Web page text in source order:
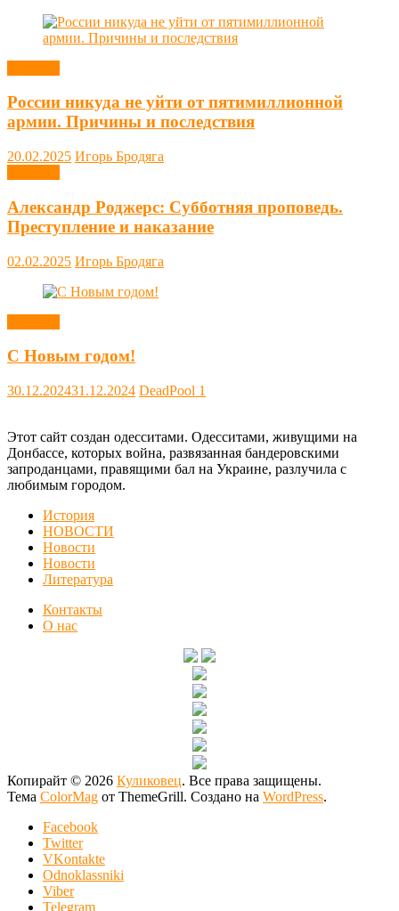
России никуда не уйти от пятимиллионной
армии. Причины и последствия
20.02.2025 Игорь Бродяга
Александр Роджерс: Субботняя проповедь.
Преступление и наказание
02.02.2025 Игорь Бродяга
С Новым годом!
30.12.202431.12.2024 DeadPool 1
Этот сайт создан одесситами. Одесситами, живущими на
Донбассе, которых война, развязанная бандеровскими
запроданцами, правящими бал на Украине, разлучила с
любимым городом.
История
НОВОСТИ
Новости
Новости
Литература
Контакты
О нас
Копирайт © 2026 Куликовец. Все права защищены.
Тема ColorMag от ThemeGrill. Создано на WordPress.
Facebook
Twitter
VKontakte
Odnoklassniki
Viber
Telegram